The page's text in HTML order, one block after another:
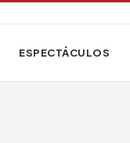
ESPECTÁCULOS